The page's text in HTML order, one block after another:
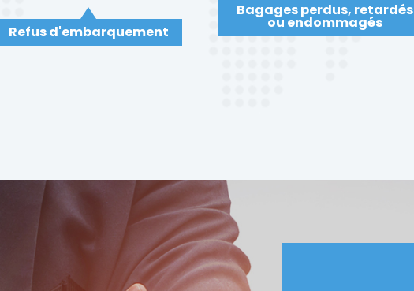
Refus d'embarquement
Bagages perdus, retardés
ou endommagés